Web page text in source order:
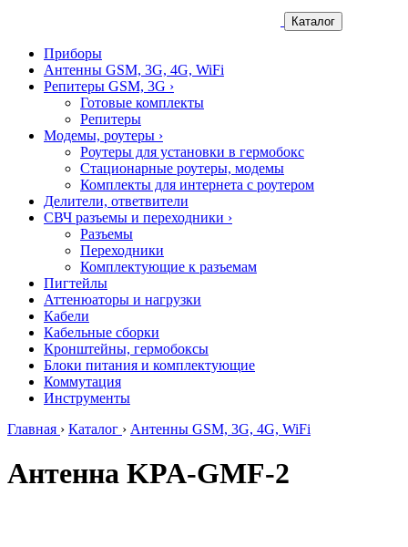
Каталог
Приборы
Антенны GSM, 3G, 4G, WiFi
Репитеры GSM, 3G ›
Готовые комплекты
Репитеры
Модемы, роутеры ›
Роутеры для установки в гермобокс
Стационарные роутеры, модемы
Комплекты для интернета с роутером
Делители, ответвители
СВЧ разъемы и переходники ›
Разъемы
Переходники
Комплектующие к разъемам
Пигтейлы
Аттенюаторы и нагрузки
Кабели
Кабельные сборки
Кронштейны, гермобоксы
Блоки питания и комплектующие
Коммутация
Инструменты
Главная › Каталог › Антенны GSM, 3G, 4G, WiFi
Антенна KPA-GMF-2